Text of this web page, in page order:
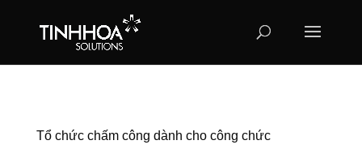
Tổ chức chấm công dành cho công chức